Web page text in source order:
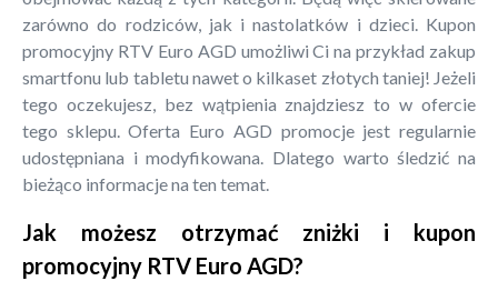
zarówno do rodziców, jak i nastolatków i dzieci. Kupon
promocyjny RTV Euro AGD umożliwi Ci na przykład zakup
smartfonu lub tabletu nawet o kilkaset złotych taniej! Jeżeli
tego oczekujesz, bez wątpienia znajdziesz to w ofercie
tego sklepu. Oferta Euro AGD promocje jest regularnie
udostępniana i modyfikowana. Dlatego warto śledzić na
bieżąco informacje na ten temat.
Jak możesz otrzymać zniżki i kupon
promocyjny RTV Euro AGD?